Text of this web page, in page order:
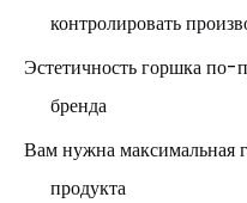
контролировать
Эстетичность горшка
бренда
Вам нужна максимальная
продукта